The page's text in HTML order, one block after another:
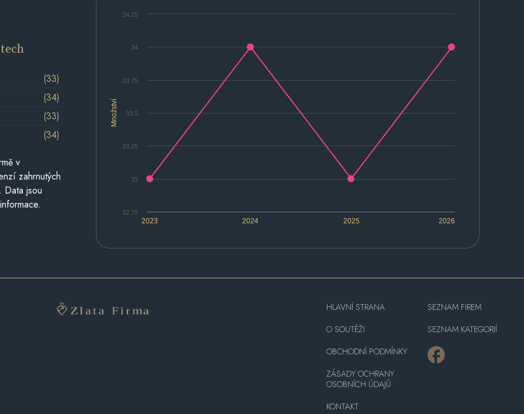
Množství
2023 2024 2025 2026
32.75
33
33.25
33.5
33.75
34
34.25
(33)
(34)
(33)
(34)
v
zahrnutých
Data jsou
HLAVNÍ STRANA
O SOUTĚŽI
OBCHODNÍ PODMÍNKY
ZÁSADY OCHRANY
OSOBNÍCH ÚDAJŮ
KONTAKT
SEZNAM FIREM
SEZNAM KATEGORIÍ